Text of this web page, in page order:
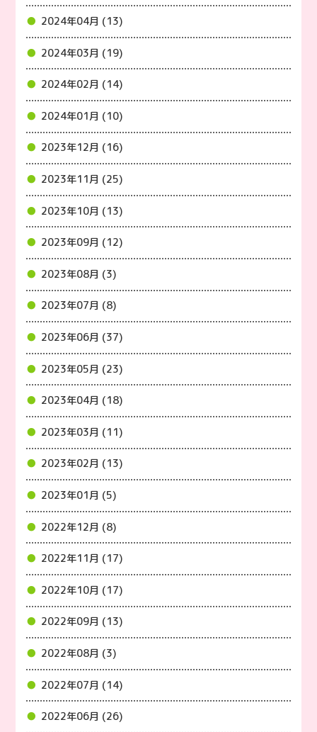
2024年04月 (13)
2024年03月 (19)
2024年02月 (14)
2024年01月 (10)
2023年12月 (16)
2023年11月 (25)
2023年10月 (13)
2023年09月 (12)
2023年08月 (3)
2023年07月 (8)
2023年06月 (37)
2023年05月 (23)
2023年04月 (18)
2023年03月 (11)
2023年02月 (13)
2023年01月 (5)
2022年12月 (8)
2022年11月 (17)
2022年10月 (17)
2022年09月 (13)
2022年08月 (3)
2022年07月 (14)
2022年06月 (26)